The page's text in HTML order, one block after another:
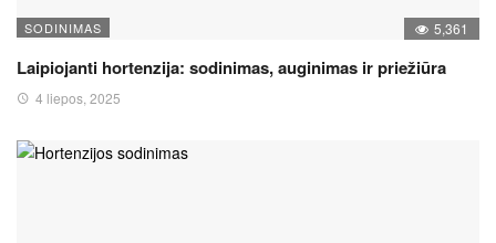
SODINIMAS 5,361
Laipiojanti hortenzija: sodinimas, auginimas ir priežiūra
4 liepos, 2025